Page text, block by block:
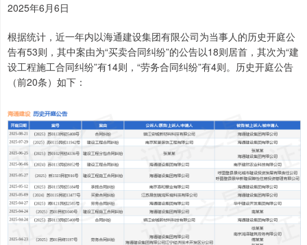
2025年6月6日
根据统计，近一年内以海通建设集团有限公司为当事人的历史开庭公
告有53则，其中案由为“买卖合同纠纷”的公告以18则居首，其次为“建
设工程施工合同纠纷”有14则，“劳务合同纠纷”有4则。历史开庭公告
（前20条）如下：